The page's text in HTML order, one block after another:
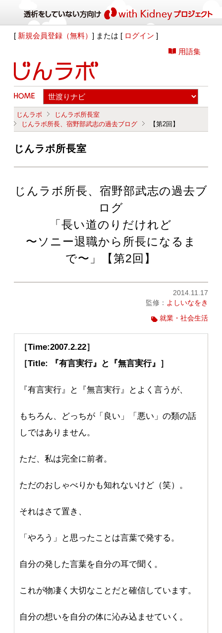
[ 新規会員登録（無料）] または [ ログイン ]
用語集
じんラボ
じんラボ所長室
じんラボ所長、宿野部武志の過去ブログ
【第2回】
じんラボ所長室
じんラボ所長、宿野部武志の過去ブ
ログ
「長い道のりだけれど
〜ソニー退職から所長になるま
で〜」【第2回】
2014.11.17
監修： よしいなをき
就業・社会生活
［Time:2007.2.22］
［Title: 『有言実行』と『無言実行』］
『有言実行』と『無言実行』とよく言うが、
もちろん、どっちが「良い」「悪い」の類の話
しではありません。
ただ、私は完全に前者。
ただのおしゃべりかも知れないけど（笑）。
それはさて置き、
「やろう」と思ったことは言葉で発する。
自分の発した言葉を自分の耳で聞く。
これが物凄く大切なことだと確信しています。
自分の想いを自分の体に沁み込ませていく。